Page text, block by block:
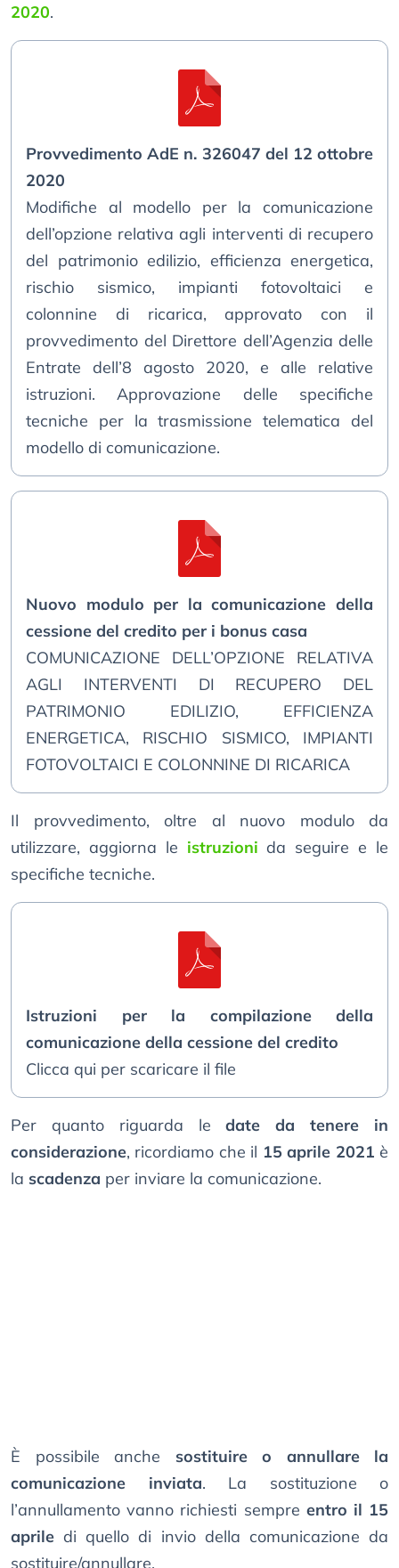
2020.
Provvedimento AdE n. 326047 del 12 ottobre
2020
Modifiche al modello per la comunicazione
dell’opzione relativa agli interventi di recupero
del patrimonio edilizio, efficienza energetica,
rischio sismico, impianti fotovoltaici e
colonnine di ricarica, approvato con il
provvedimento del Direttore dell’Agenzia delle
Entrate dell’8 agosto 2020, e alle relative
istruzioni. Approvazione delle specifiche
tecniche per la trasmissione telematica del
modello di comunicazione.
Nuovo modulo per la comunicazione della
cessione del credito per i bonus casa
COMUNICAZIONE DELL’OPZIONE RELATIVA
AGLI INTERVENTI DI RECUPERO DEL
PATRIMONIO EDILIZIO, EFFICIENZA
ENERGETICA, RISCHIO SISMICO, IMPIANTI
FOTOVOLTAICI E COLONNINE DI RICARICA
Il provvedimento, oltre al nuovo modulo da
utilizzare, aggiorna le istruzioni da seguire e le
specifiche tecniche.
Istruzioni per la compilazione della
comunicazione della cessione del credito
Clicca qui per scaricare il file
Per quanto riguarda ledate da tenere in
considerazione, ricordiamo che il 15 aprile 2021 è
la scadenza per inviare la comunicazione.
È possibile anche sostituire o annullare la
comunicazione inviata. La sostituzione o
l’annullamento vanno richiesti sempre entro il 15
aprile di quello di invio della comunicazione da
sostituire/annullare.